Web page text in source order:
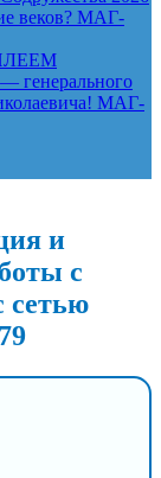
веков? МАГ-
генерального
МАГ-
и
с
сетью